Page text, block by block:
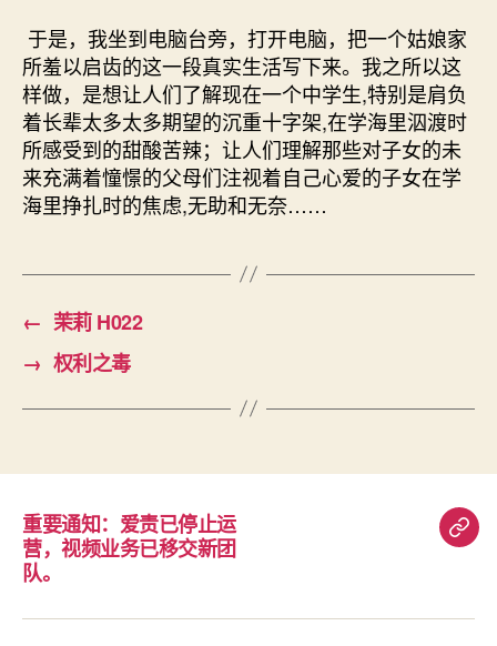
于是，我坐到电脑台旁，打开电脑，把一个姑娘家
所羞以启齿的这一段真实生活写下来。我之所以这
样做，是想让人们了解现在一个中学生,特别是肩负
着长辈太多太多期望的沉重十字架,在学海里泅渡时
所感受到的甜酸苦辣；让人们理解那些对子女的未
来充满着憧憬的父母们注视着自己心爱的子女在学
海里挣扎时的焦虑,无助和无奈……
← 茉莉 H022
→ 权利之毒
重要通知：爱责已停止运
营，视频业务已移交新团
队。
重
知：